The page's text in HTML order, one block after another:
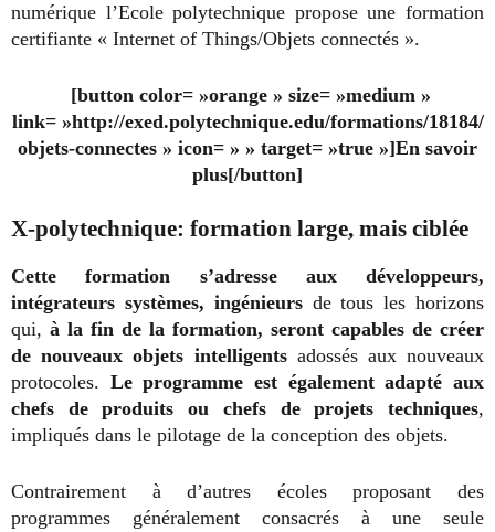
numérique l’Ecole polytechnique propose une formation
certifiante « Internet of Things/Objets connectés ».
[button color= »orange » size= »medium »
link= »http://exed.polytechnique.edu/formations/18184/
objets-connectes » icon= » » target= »true »]En savoir
plus[/button]
X-polytechnique: formation large, mais ciblée
Cette formation s’adresse aux développeurs,
intégrateurs systèmes, ingénieursde tous les horizons
qui, à la fin de la formation, seront capables de créer
de nouveaux objets intelligentsadossés aux nouveaux
protocoles. Le programme est également adapté aux
chefs de produits ou chefs de projets techniques,
impliqués dans le pilotage de la conception des objets.
Contrairement à d’autres écoles proposant des
programmes généralement consacrés à une seule